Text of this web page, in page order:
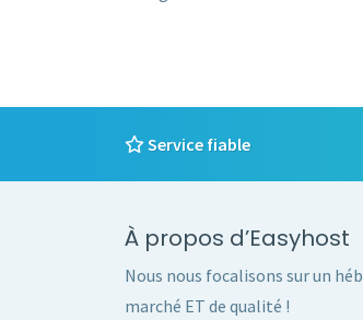
Service fiable
À propos d’Easyhost
Nous nous focalisons sur un
marché ET de qualité !